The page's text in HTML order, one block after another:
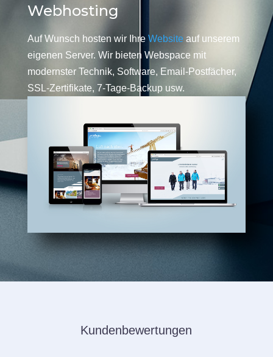
Webhosting
Auf Wunsch hosten wir Ihre Website auf unserem
eigenen Server. Wir bieten Webspace mit
modernster Technik, Software, Email-Postfächer,
SSL-Zertifikate, 7-Tage-Backup usw.
Kundenbewertungen